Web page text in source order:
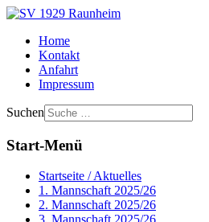
Home
Kontakt
Anfahrt
Impressum
Suchen
Start-Menü
Startseite / Aktuelles
1. Mannschaft 2025/26
2. Mannschaft 2025/26